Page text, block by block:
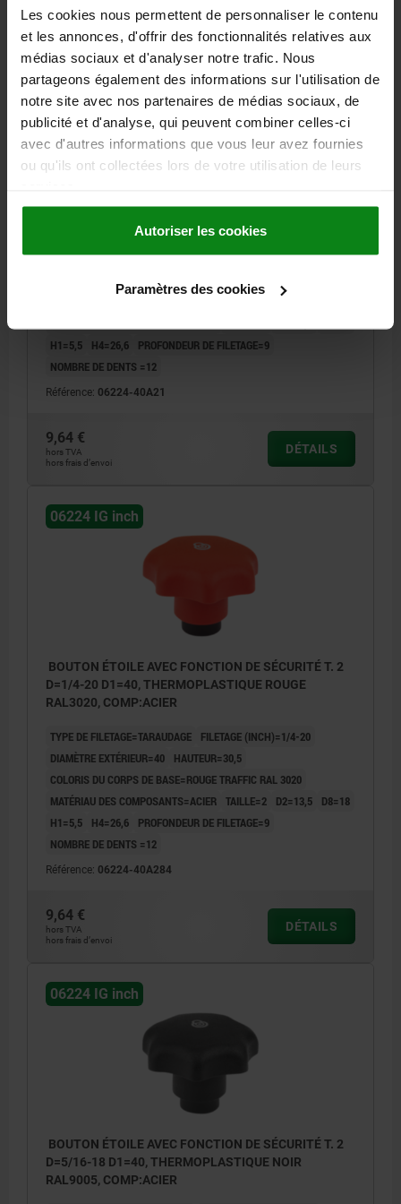
Les cookies nous permettent de personnaliser le contenu
et les annonces, d'offrir des fonctionnalités relatives aux
médias sociaux et d'analyser notre trafic. Nous
partageons également des informations sur l'utilisation de
notre site avec nos partenaires de médias sociaux, de
publicité et d'analyse, qui peuvent combiner celles-ci
avec d'autres informations que vous leur avez fournies
ou qu'ils ont collectées lors de votre utilisation de leurs
Autoriser les cookies
Paramètres des cookies
06224 IG inch
D=1/4-20 D1=40, THERMOPLASTIQUE NOIR RAL9005,
TYPE DE FILETAGE=TARAUDAGE FILETAGE (INCH)=1/4-20
DIAMÈTRE EXTÉRIEUR=40
HAUTEUR=30,5
H1=5,5
H4=26,6
PROFONDEUR DE FILETAGE=9
NOMBRE DE DENTS =12
Référence: 06224-40A21
9,64 €
hors TVA
hors frais d’envoi
DÉTAILS
06224 IG inch
BOUTON ÉTOILE AVEC FONCTION DE SÉCURITÉ T. 2
D=1/4-20 D1=40, THERMOPLASTIQUE ROUGE
RAL3020, COMP:ACIER
TYPE DE FILETAGE=TARAUDAGE
FILETAGE (INCH)=1/4-20
DIAMÈTRE EXTÉRIEUR=40
HAUTEUR=30,5
COLORIS DU CORPS DE BASE=ROUGE TRAFFIC RAL 3020
MATÉRIAU DES COMPOSANTS=ACIER TAILLE=2 D2=13,5
D8=18
H1=5,5
H4=26,6
PROFONDEUR DE FILETAGE=9
NOMBRE DE DENTS =12
Référence: 06224-40A284
9,64 €
hors TVA
hors frais d’envoi
DÉTAILS
06224 IG inch
BOUTON ÉTOILE AVEC FONCTION DE SÉCURITÉ T. 2
D=5/16-18 D1=40, THERMOPLASTIQUE NOIR
RAL9005, COMP:ACIER